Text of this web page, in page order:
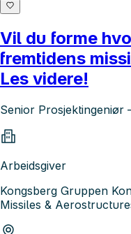
Vil du forme
fremtidens
Les videre!
Senior Prosjektingeniør
Arbeidsgiver
Kongsberg Gruppen
Missiles &